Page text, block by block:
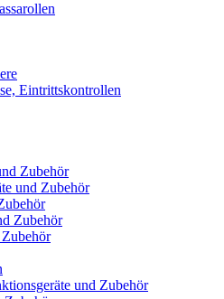
Eintrittskontrollen
Zubehör
und Zubehör
Zubehör
und Zubehör